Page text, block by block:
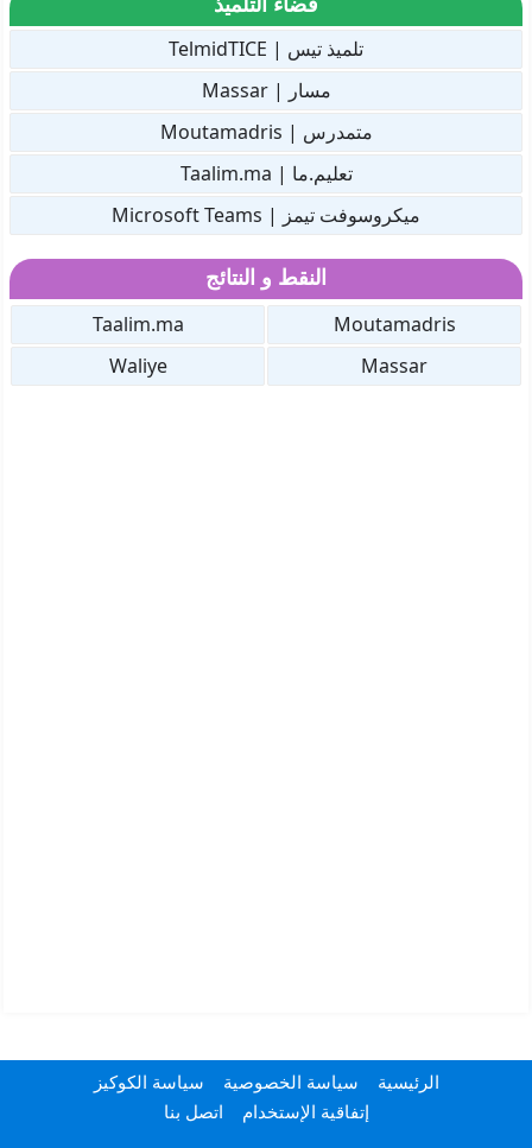
تلميذ تيس | TelmidTICE
مسار | Massar
متمدرس | Moutamadris
تعليم.ما | Taalim.ma
ميكروسوفت تيمز | Microsoft Teams
النقط و النتائج
Moutamadris
Taalim.ma
Massar
Waliye
الرئيسية سياسة الخصوصية
سياسة الكوكيز
إتفاقية الإستخدام
اتصل بنا